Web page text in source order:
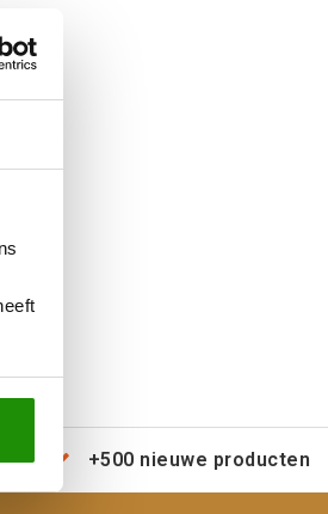
+500 nieuwe producten